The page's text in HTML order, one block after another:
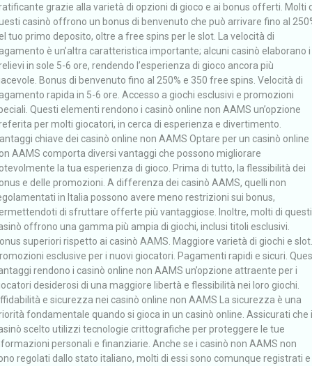
grazie alla varietà di opzioni di gioco e ai bonus offerti. Molti
casinò offrono un bonus di benvenuto che può arrivare fino al
tuo primo deposito, oltre a free spins per le slot. La velocità di
è un’altra caratteristica importante; alcuni casinò elaborano i
in sole 5-6 ore, rendendo l’esperienza di gioco ancora più
Bonus di benvenuto fino al 250% e 350 free spins. Velocità di
rapida in 5-6 ore. Accesso a giochi esclusivi e promozioni
Questi elementi rendono i casinò online non AAMS un’opzione
per molti giocatori, in cerca di esperienza e divertimento.
chiave dei casinò online non AAMS Optare per un casinò online
AAMS comporta diversi vantaggi che possono migliorare
la tua esperienza di gioco. Prima di tutto, la flessibilità dei
e delle promozioni. A differenza dei casinò AAMS, quelli non
in Italia possono avere meno restrizioni sui bonus,
di sfruttare offerte più vantaggiose. Inoltre, molti di questi
offrono una gamma più ampia di giochi, inclusi titoli esclusivi.
superiori rispetto ai casinò AAMS. Maggiore varietà di giochi e slot.
esclusive per i nuovi giocatori. Pagamenti rapidi e sicuri.
rendono i casinò online non AAMS un’opzione attraente per i
desiderosi di una maggiore libertà e flessibilità nei loro giochi.
e sicurezza nei casinò online non AAMS La sicurezza è una
fondamentale quando si gioca in un casinò online. Assicurati che
scelto utilizzi tecnologie crittografiche per proteggere le tue
personali e finanziarie. Anche se i casinò non AAMS non
regolati dallo stato italiano, molti di essi sono comunque registrati e